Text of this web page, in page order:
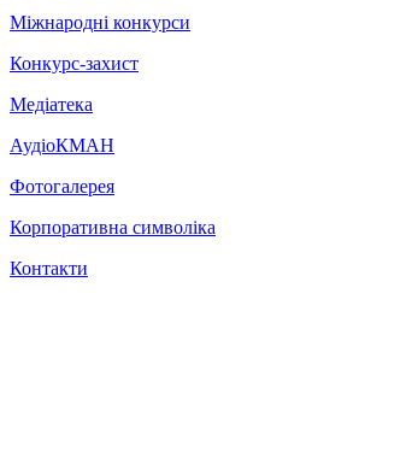
Міжнародні конкурси
Конкурс-захист
Медіатека
АудіоКМАН
Фотогалерея
Корпоративна символіка
Контакти